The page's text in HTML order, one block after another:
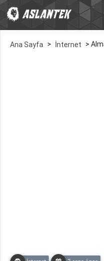
Ana Sayfa > İnternet >